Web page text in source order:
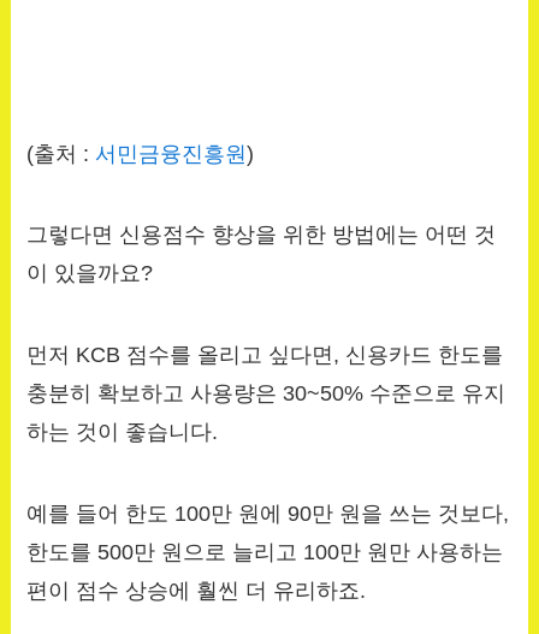
(출처 : 서민금융진흥원)
그렇다면 신용점수 향상을 위한 방법에는 어떤 것
이 있을까요?
먼저 KCB 점수를 올리고 싶다면, 신용카드 한도를
충분히 확보하고 사용량은 30~50% 수준으로 유지
하는 것이 좋습니다.
예를 들어 한도 100만 원에 90만 원을 쓰는 것보다,
한도를 500만 원으로 늘리고 100만 원만 사용하는
편이 점수 상승에 훨씬 더 유리하죠.